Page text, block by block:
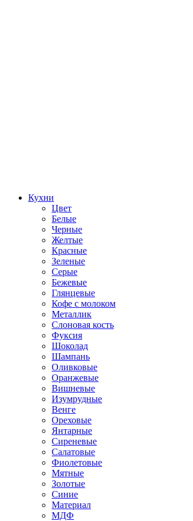
Кухни
Цвет
Белые
Черные
Желтые
Красные
Зеленые
Серые
Бежевые
Глянцевые
Кофе с молоком
Металлик
Слоновая кость
Фуксия
Шоколад
Шампань
Оливковые
Оранжевые
Вишневые
Изумрудные
Венге
Ореховые
Янтарные
Сиреневые
Салатовые
Фиолетовые
Мятные
Золотые
Синие
Материал
МДФ